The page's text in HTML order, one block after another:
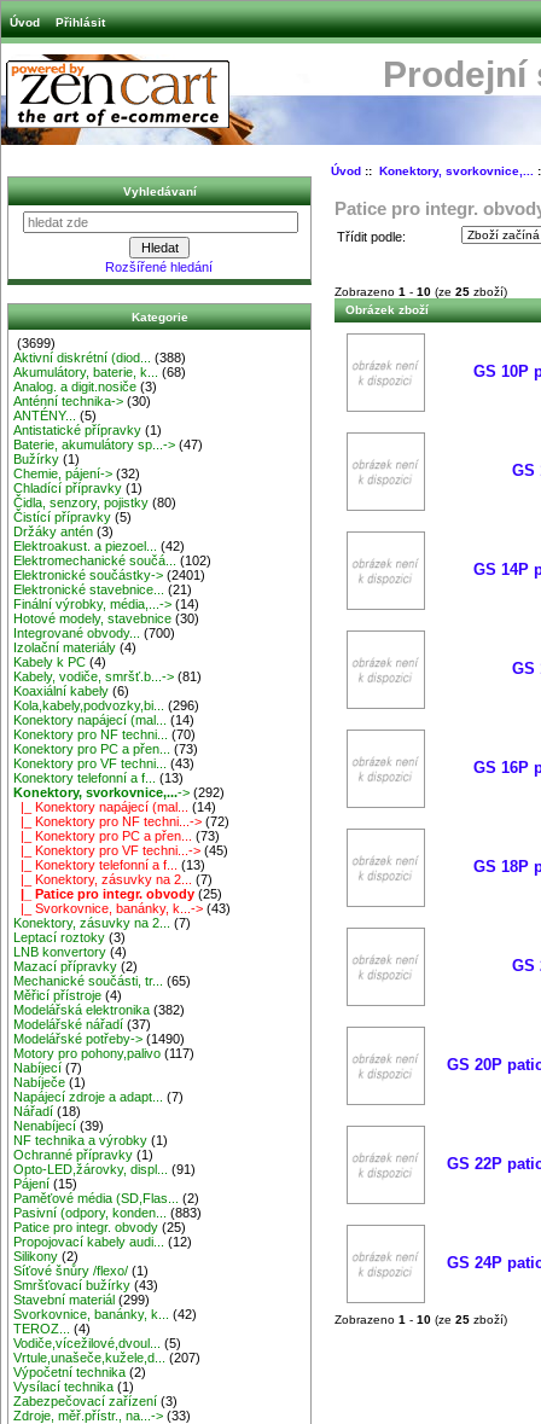
Úvod Přihlásit
Prodejní
Vyhledávaní
Rozšířené hledání
Kategorie
(3699)
Aktivní diskrétní (diod...
(388)
Akumulátory, baterie, k...
(68)
Analog. a digit.nosiče (3)
Anténní technika-> (30)
ANTÉNY...
(5)
Antistatické přípravky (1)
Baterie, akumulátory sp...-> (47)
Bužírky (1)
Chemie, pájení-> (32)
Chladící přípravky (1)
Čidla, senzory, pojistky (80)
Čistící přípravky (5)
Držáky antén (3)
Elektroakust. a piezoel...
(42)
Elektromechanické součá...
(102)
Elektronické součástky-> (2401)
Elektronické stavebnice...
(21)
Finální výrobky, média,...-> (14)
Hotové modely, stavebnice (30)
Integrované obvody...
(700)
Izolační materiály (4)
Kabely k PC (4)
Kabely, vodiče, smršť.b...-> (81)
Koaxiální kabely (6)
Kola,kabely,podvozky,bi...
(296)
Konektory napájecí (mal...
(14)
Konektory pro NF techni...
(70)
Konektory pro PC a přen...
(73)
Konektory pro VF techni...
(43)
Konektory telefonní a f...
(13)
Konektory, svorkovnice,...-> (292)
|_ Konektory napájecí (mal...
(14)
|_ Konektory pro NF techni...-> (72)
|_ Konektory pro PC a přen...
(73)
|_ Konektory pro VF techni...-> (45)
|_ Konektory telefonní a f...
(13)
|_ Konektory, zásuvky na 2...
(7)
|_ Patice pro integr. obvody (25)
|_ Svorkovnice, banánky, k...-> (43)
Konektory, zásuvky na 2...
(7)
Leptací roztoky (3)
LNB konvertory (4)
Mazací přípravky (2)
Mechanické součásti, tr...
(65)
Měřicí přístroje (4)
Modelářská elektronika (382)
Modelářské nářadí (37)
Modelářské potřeby-> (1490)
Motory pro pohony,palivo (117)
Nabíjecí (7)
Nabíječe (1)
Napájecí zdroje a adapt...
(7)
Nářadí (18)
Nenabíjecí (39)
NF technika a výrobky (1)
Ochranné přípravky (1)
Opto-LED,žárovky, displ...
(91)
Pájení (15)
Paměťové média (SD,Flas...
(2)
Pasivní (odpory, konden...
(883)
Patice pro integr. obvody (25)
Propojovací kabely audi...
(12)
Silikony (2)
Síťové šnůry /flexo/ (1)
Smršťovací bužírky (43)
Stavební materiál (299)
Svorkovnice, banánky, k...
(42)
TEROZ...
(4)
Vodiče,vícežilové,dvoul...
(5)
Vrtule,unašeče,kužele,d...
(207)
Výpočetní technika (2)
Vysílací technika (1)
Zabezpečovací zařízení (3)
Zdroje, měř.přístr., na...-> (33)
Úvod:: Konektory, svorkovnice,...
Patice pro integr.
Třídit podle:
Zobrazeno 1 - 10 (ze 25 zboží)
Obrázek zboží
GS 10P
GS
GS 14P
GS
GS 16P
GS 18P
GS
GS 20P
GS 22P
GS 24P
Zobrazeno 1 - 10 (ze 25 zboží)